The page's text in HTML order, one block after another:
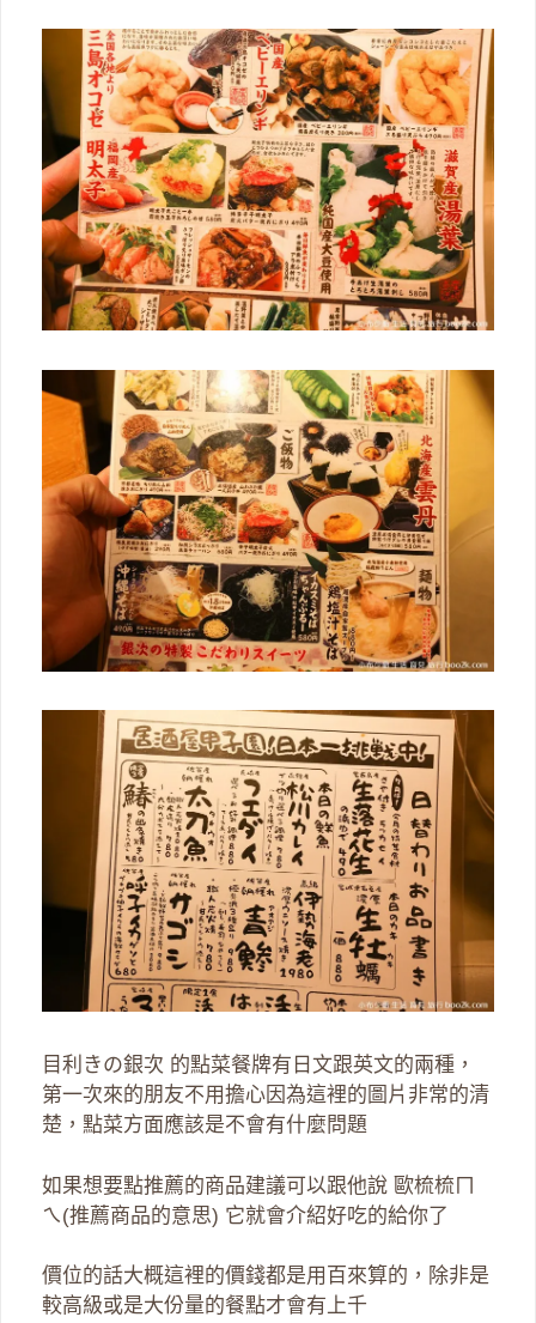
目利きの銀次 的點菜餐牌有日文跟英文的兩種，
第一次來的朋友不用擔心因為這裡的圖片非常的清
楚，點菜方面應該是不會有什麼問題
如果想要點推薦的商品建議可以跟他說 歐梳梳ㄇ
ㄟ(推薦商品的意思) 它就會介紹好吃的給你了
價位的話大概這裡的價錢都是用百來算的，除非是
較高級或是大份量的餐點才會有上千